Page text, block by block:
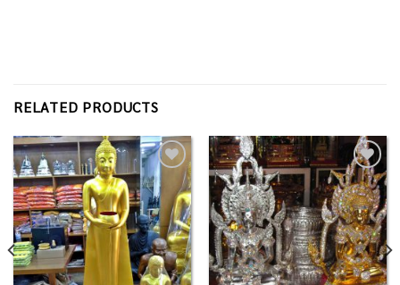
RELATED PRODUCTS
Add to
Wishlist
Add to
Wishlist